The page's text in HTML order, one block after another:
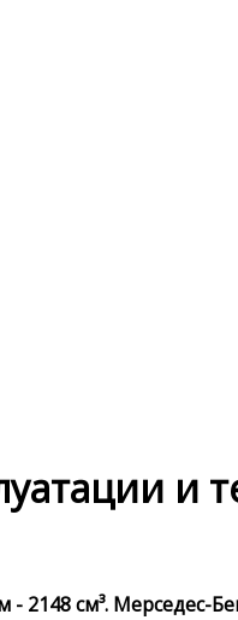
и
2148 см³. Мерседес-